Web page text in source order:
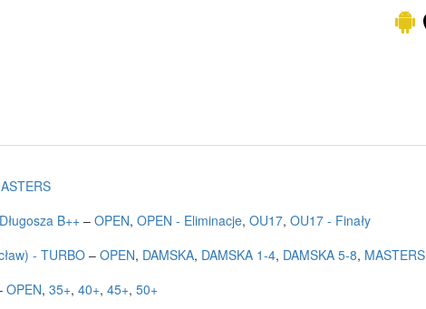
B++ –OPEN,OPEN - Eliminacje,OU17,OU17 - Finały
- TURBO –OPEN, DAMSKA, DAMSKA 1-4, DAMSKA 5-8, MASTERS
OPEN,35+,40+,45+,50+